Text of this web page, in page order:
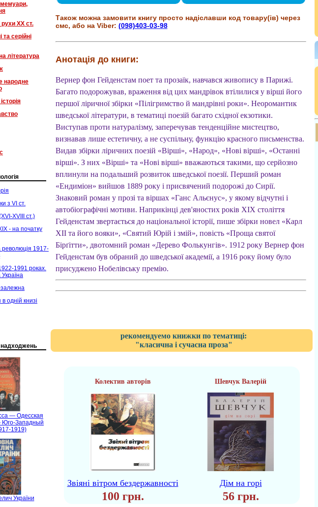
мемуари,
XX ст.
та серійні
література
народне
з VI ст.
XVIII ст.)
- на початку
революція 1917-
1991 роках.
в одній книзі
надходжень
— Одесская
Юго-Западный
1919)
України
Також можна замовити книгу просто надіславши код товару(ів) через
смс, або на Viber: (098)403-03-98
Анотація до книги:
Вернер фон Гейденстам поет та прозаїк, навчався живопису в Парижі.
Багато подорожував, враження від цих мандрівок втілилися у вірші його
першої ліричної збірки «Пілігримство й мандрівні роки». Неоромантик
шведської літератури, в тематиці поезій багато східної екзотики.
Виступав проти натуралізму, заперечував тенденційне мистецтво,
визнавав лише естетичну, а не суспільну, функцію красного письменства.
Видав збірки ліричних поезій «Вірші», «Народ», «Нові вірші», «Останні
вірші». З них «Вірші» та «Нові вірші» вважаються такими, що серйозно
вплинули на подальший розвиток шведської поезії. Перший роман
«Ендиміон» вийшов 1889 року і присвячений подорожі до Сирії.
Знаковий роман у прозі та віршах «Ганс Альєнус», у якому відчутні і
автобіографічні мотиви. Наприкінці дев'яностих років XIX століття
Гейденстам звертається до національної історії, пише збірки новел «Карл
ХІІ та його вояки», «Святий Юрій і змій», повість «Проща святої
Бірґітти», двотомний роман «Дерево Фолькунгів». 1912 року Вернер фон
Гейденстам був обраний до шведської академії, а 1916 року йому було
присуджено Нобелівську премію.
рекомендуемо книжки по тематиці:
"класична і сучасна проза"
Колектив авторів Шевчук Валерій
Звіяні вітром бездержавності Дім на горі
100 грн. 56 грн.